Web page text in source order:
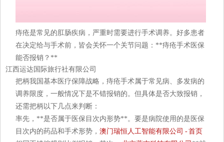
痔疮是常见的肛肠疾病，严重时需要进行手术调养。好多患者
在决定给与手术前，皆会关怀一个关节问题：**痔疮手术医保
能否报销？**
江西运达国际旅行社有限公司
把柄我国基本医疗保障战略，痔疮手术属于常见病、多发病的
调养限度，一般情况下是不错报销的。但具体是否大致报销，
还需把柄以下几点来判断：
率先，**是否属于医保目次内形势**。要是病院使用的是医保
目次内的药品和手术形势， 澳门瑞恒人工智能有限公司 - 首页